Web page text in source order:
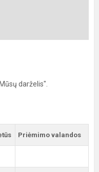
darželis".
Priėmimo valandos